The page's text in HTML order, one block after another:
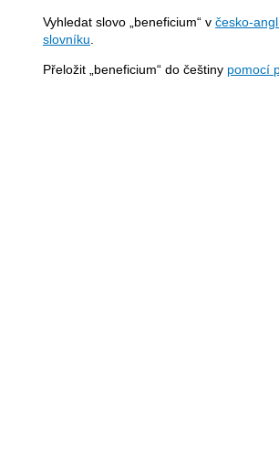
Vyhledat slovo „beneficium“ v česko-
slovníku
Přeložit „beneficium“ do češtiny pomocí